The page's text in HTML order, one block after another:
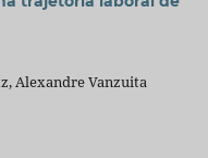
Alexandre Vanzuita